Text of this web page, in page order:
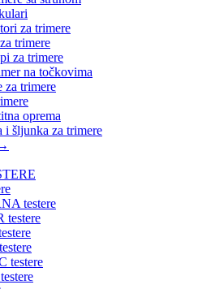
za trimere
trimere
za trimere
na točkovima
za trimere
oprema
i šljunka za trimere
testere
testere